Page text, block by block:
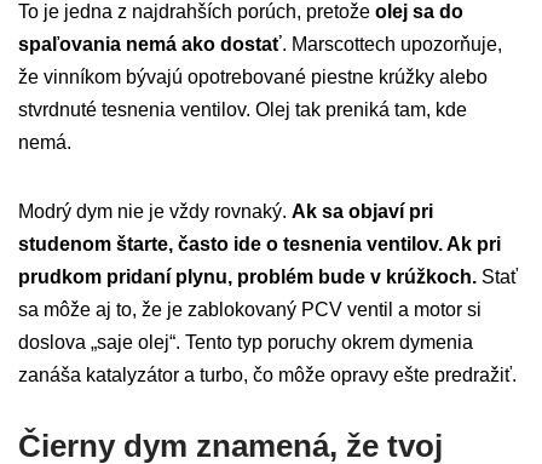
To je jedna z najdrahších porúch, pretože olej sa do
spaľovania nemá ako dostať. Marscottech upozorňuje,
že vinníkom bývajú opotrebované piestne krúžky alebo
stvrdnuté tesnenia ventilov. Olej tak preniká tam, kde
nemá.
Modrý dym nie je vždy rovnaký. Ak sa objaví pri
studenom štarte, často ide o tesnenia ventilov. Ak pri
prudkom pridaní plynu, problém bude v krúžkoch. Stať
sa môže aj to, že je zablokovaný PCV ventil a motor si
doslova „saje olej“. Tento typ poruchy okrem dymenia
zanáša katalyzátor a turbo, čo môže opravy ešte predražiť.
Čierny dym znamená, že tvoj